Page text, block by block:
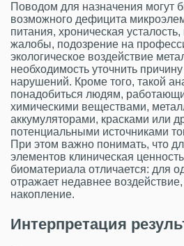
Поводом для назначения могут
возможного дефицита
питания, хроническая
жалобы, подозрение на
экологическое воздействие
необходимость уточнить
нарушений. Кроме того, такой
понадобиться людям,
химическими веществами,
аккумуляторами, красками или
потенциальными источниками
При этом важно понимать, что
элементов клиническая
биоматериала отличается: для
отражает недавнее
накопление.
Интерпретация